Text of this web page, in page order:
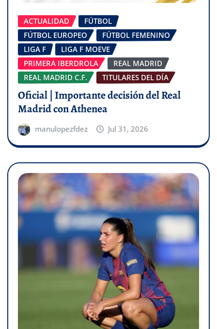
ACTUALIDAD
FÚTBOL
FÚTBOL EUROPEO
FÚTBOL FEMENINO
LIGA F
LIGA F MOEVE
PRIMERA IBERDROLA
REAL MADRID
REAL MADRID C.F.
TITULARES DEL DÍA
Oficial | Importante decisión del Real
Madrid con Athenea
manulopezfdez Jul 31, 2026